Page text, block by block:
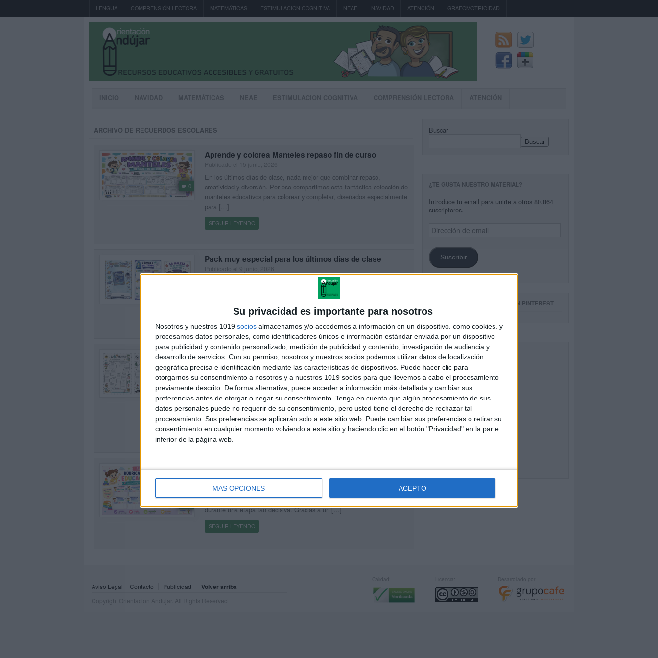
Su privacidad es importante para nosotros
Nosotros y nuestros 1019 socios almacenamos y/o accedemos a información en un dispositivo, como cookies, y
procesamos datos personales, como identificadores únicos e información estándar enviada por un dispositivo
para publicidad y contenido personalizado, medición de publicidad y contenido, investigación de audiencia y
desarrollo de servicios. Con su permiso, nosotros y nuestros socios podemos utilizar datos de localización
geográfica precisa e identificación mediante las características de dispositivos. Puede hacer clic para
otorgarnos su consentimiento a nosotros y a nuestros 1019 socios para que llevemos a cabo el procesamiento
previamente descrito. De forma alternativa, puede acceder a información más detallada y cambiar sus
preferencias antes de otorgar o negar su consentimiento. Tenga en cuenta que algún procesamiento de sus
datos personales puede no requerir de su consentimiento, pero usted tiene el derecho de rechazar tal
procesamiento. Sus preferencias se aplicarán solo a este sitio web. Puede cambiar sus preferencias o retirar su
consentimiento en cualquier momento volviendo a este sitio y haciendo clic en el botón "Privacidad" en la parte
inferior de la página web.
MÁS OPCIONES ACEPTO
LENGUA COMPRENSIÓN LECTORA MATEMÁTICAS ESTIMULACION COGNITIVA NEAE NAVIDAD ATENCIÓN GRAFOMOTRICIDAD
INICIO NAVIDAD MATEMÁTICAS NEAE ESTIMULACION COGNITIVA COMPRENSIÓN LECTORA ATENCIÓN
ARCHIVO DE RECUERDOS ESCOLARES
0
Aprende y colorea Manteles repaso fin de curso
En los últimos días de clase, nada mejor que combinar repaso,
creatividad y diversión. Por eso compartimos esta fantástica colección de
manteles educativos para colorear y completar, diseñados especialmente
para […]
SEGUIR LEYENDO
Pack muy especial para los últimos días de clase
Publicado el 9 junio, 2026
Un viaje estelar para despedir el curso con emoción y recuerdos Los
últimos días de clase son el momento perfecto para mirar atrás, celebrar
SEGUIR LEYENDO
Mis momentos «six seven» del curso escolar balance
del curso 2026
Publicado el 5 junio, 2026
Adaptamos el recurso de nuestro blog amigo:
actividadesdeinfantilyprimaria El final de curso es uno de los momentos
más especiales del calendario escolar. Es tiempo de mirar atrás, recordar
experiencias, valorar […]
SEGUIR LEYENDO
Rubricas de evaluación Infantil super pack completísimo
Publicado el 2 junio, 2026
Este súper pack de rúbricas para Educación Infantil está diseñado para
acompañar, de forma visual y sencilla, el desarrollo integral del alumnado
durante una etapa tan decisiva. Gracias a un […]
SEGUIR LEYENDO
Buscar
Buscar
¿TE GUSTA NUESTRO MATERIAL?
Introduce tu email para unirte a otros 80.864
suscriptores.
Dirección
de
Suscribir
SIGUE NUESTROS TABLEROS EN PINTEREST
Aviso Legal Contacto Publicidad Volver arriba
Copyright Orientacion Andujar. All Rights Reserved